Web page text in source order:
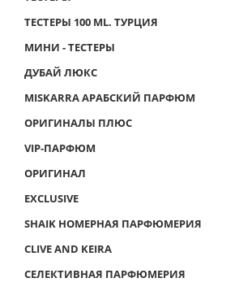
ТЕСТЕРЫ 100 ML. ТУРЦИЯ
МИНИ - ТЕСТЕРЫ
ДУБАЙ ЛЮКС
MISKARRA АРАБСКИЙ ПАРФЮМ
ОРИГИНАЛЫ ПЛЮС
VIP-ПАРФЮМ
ОРИГИНАЛ
EXCLUSIVE
SHAIK НОМЕРНАЯ ПАРФЮМЕРИЯ
CLIVE AND KEIRA
СЕЛЕКТИВНАЯ ПАРФЮМЕРИЯ